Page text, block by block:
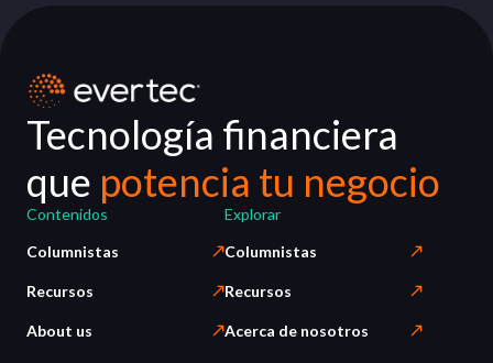
Tecnología financiera
que potencia tu negocio
Contenidos
Columnistas
Recursos
About us
Explorar
Columnistas
Recursos
Acerca de nosotros